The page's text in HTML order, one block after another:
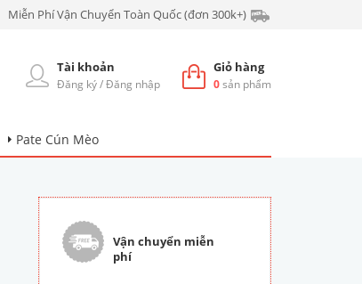
Miễn Phí Vận Chuyển Toàn Quốc (đơn 300k+)
Giỏ hàng
0sản phẩm
Tài khoản
Đăng ký/Đăng nhập
Pate Cún Mèo
Vận chuyển miễn
phí